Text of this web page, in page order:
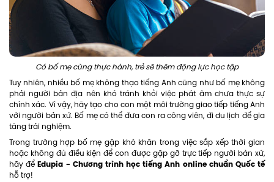
Có bố mẹ cùng thực hành, trẻ sẽ thêm động lực học tập
Tuy nhiên, nhiều bố mẹ không thạo tiếng Anh cũng như bố mẹ không
phải người bản địa nên khó tránh khỏi việc phát âm chưa thực sự
chính xác. Vì vậy, hãy tạo cho con một môi trường giao tiếp tiếng Anh
với người bản xứ. Bố mẹ có thể đưa con ra công viên, đi du lịch để gia
tăng trải nghiệm.
Trong trường hợp bố mẹ gặp khó khăn trong việc sắp xếp thời gian
hoặc không đủ điều kiện để con được gặp gỡ trực tiếp người bản xứ,
hãy đểEdupia - Chương trình học tiếng Anh online chuẩn Quốc tế
hỗ trợ!